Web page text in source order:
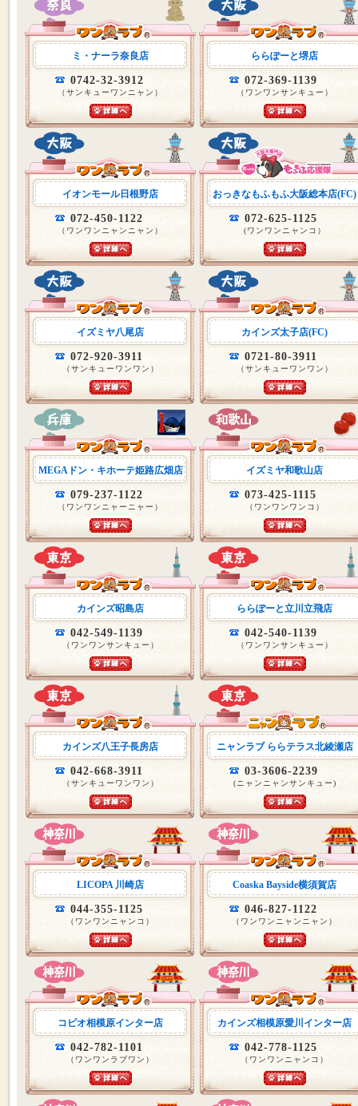
ミ・ナーラ奈良店
0742-32-3912
（サンキューワンニャン）
ららぽーと堺店
072-369-1139
（ワンワンサンキュー）
イオンモール日根野店
072-450-1122
（ワンワンニャンニャン）
おっきなもふもふ大阪総本店(FC)
072-625-1125
(ワンワンニャンコ）
イズミヤ八尾店
072-920-3911
（サンキューワンワン）
カインズ太子店(FC)
0721-80-3911
（サンキューワンワン）
MEGAドン・キホーテ姫路広畑店
079-237-1122
（ワンワンニャーニャー）
イズミヤ和歌山店
073-425-1115
（ワンワンワンコ）
カインズ昭島店
042-549-1139
（ワンワンサンキュー）
ららぽーと立川立飛店
042-540-1139
（ワンワンサンキュー）
カインズ八王子長房店
042-668-3911
（サンキューワンワン）
ニャンラブ ららテラス北綾瀬店
03-3606-2239
(ニャンニャンサンキュー)
LICOPA 川崎店
044-355-1125
（ワンワンニャンコ）
Coaska Bayside横須賀店
046-827-1122
（ワンワンニャンニャン）
コピオ相模原インター店
042-782-1101
（ワンワンラブワン）
カインズ相模原愛川インター店
042-778-1125
（ワンワンニャンコ）